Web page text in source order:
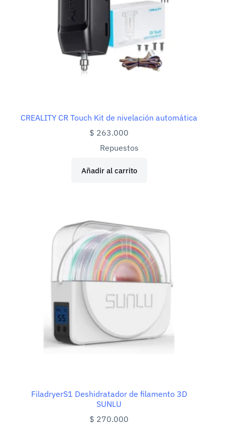
CREALITY CR Touch Kit de nivelación automática
$ 263.000
Repuestos
Añadir al carrito
FiladryerS1 Deshidratador de filamento 3D
SUNLU
$ 270.000